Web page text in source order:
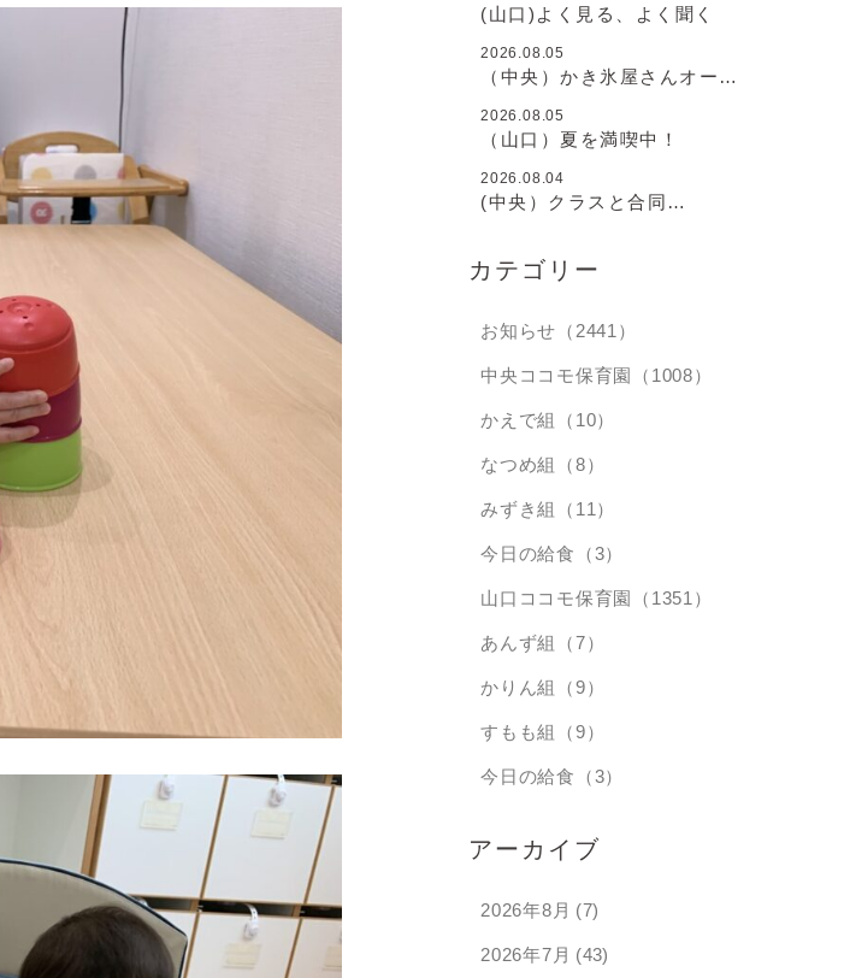
(山口)よく見る、よく聞く
2026.08.05
（中央）かき氷屋さんオープ
2026.08.05
（山口）夏を満喫中！
2026.08.04
(中央）クラスと合同
カテゴリー
お知らせ（2441）
中央ココモ保育園（1008）
かえで組（10）
なつめ組（8）
みずき組（11）
今日の給食（3）
山口ココモ保育園（1351）
あんず組（7）
かりん組（9）
すもも組（9）
今日の給食（3）
アーカイブ
2026年8月 (7)
2026年7月 (43)